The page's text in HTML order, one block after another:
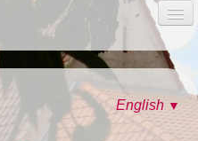
English ▼